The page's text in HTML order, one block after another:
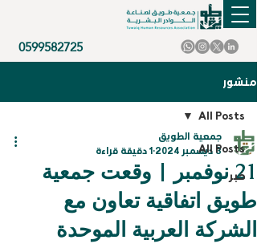
0599582725
منشور
All Posts
خبر
All Posts
21 نوفمبر | وقعت جمعية
طويق اتفاقية تعاون مع
الشركة العربية الموحدة
جمعية الطويق
3 ديسمبر 2024
1 دقيقة قراءة